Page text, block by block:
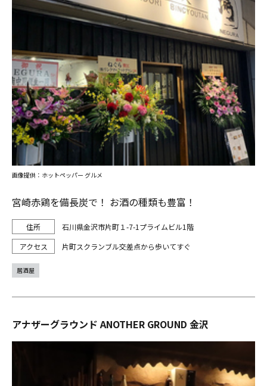
宮崎赤鶏を備長炭で！ お酒の種類も豊富！
石川県金沢市片町１-7-1プライムビル1階
片町スクランブル交差点から歩いてすぐ
画像提供：ホットペッパー グルメ
居酒屋
アナザーグラウンド ANOTHER GROUND 金沢